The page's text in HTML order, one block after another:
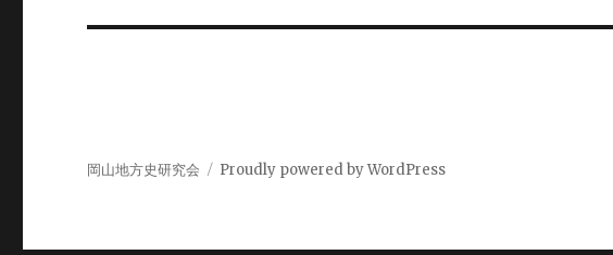
投
岡山地方史研究会 Proudly powered by WordPress